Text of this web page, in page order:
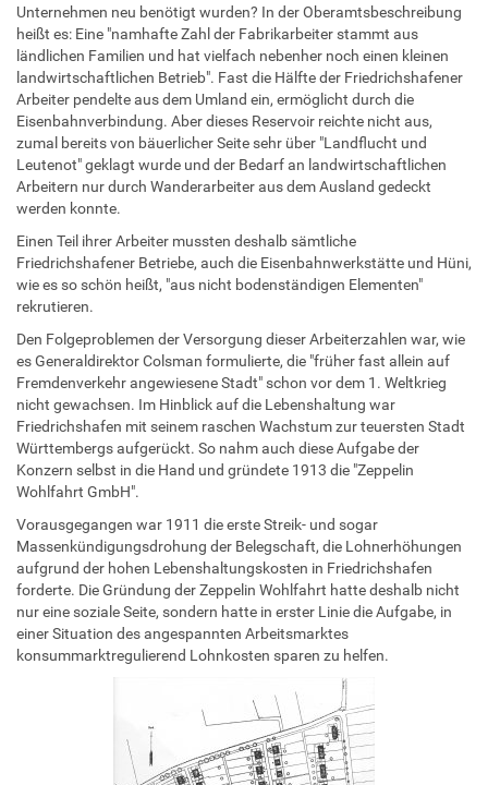
Unternehmen neu benötigt wurden? In der Oberamtsbeschreibung
heißt es: Eine "namhafte Zahl der Fabrikarbeiter stammt aus
ländlichen Familien und hat vielfach nebenher noch einen kleinen
landwirtschaftlichen Betrieb". Fast die Hälfte der Friedrichshafener
Arbeiter pendelte aus dem Umland ein, ermöglicht durch die
Eisenbahnverbindung. Aber dieses Reservoir reichte nicht aus,
zumal bereits von bäuerlicher Seite sehr über "Landflucht und
Leutenot" geklagt wurde und der Bedarf an landwirtschaftlichen
Arbeitern nur durch Wanderarbeiter aus dem Ausland gedeckt
werden konnte.
Einen Teil ihrer Arbeiter mussten deshalb sämtliche
Friedrichshafener Betriebe, auch die Eisenbahnwerkstätte und Hüni,
wie es so schön heißt, "aus nicht bodenständigen Elementen"
rekrutieren.
Den Folgeproblemen der Versorgung dieser Arbeiterzahlen war, wie
es Generaldirektor Colsman formulierte, die "früher fast allein auf
Fremdenverkehr angewiesene Stadt" schon vor dem 1. Weltkrieg
nicht gewachsen. Im Hinblick auf die Lebenshaltung war
Friedrichshafen mit seinem raschen Wachstum zur teuersten Stadt
Württembergs aufgerückt. So nahm auch diese Aufgabe der
Konzern selbst in die Hand und gründete 1913 die "Zeppelin
Wohlfahrt GmbH".
Vorausgegangen war 1911 die erste Streik- und sogar
Massenkündigungsdrohung der Belegschaft, die Lohnerhöhungen
aufgrund der hohen Lebenshaltungskosten in Friedrichshafen
forderte. Die Gründung der Zeppelin Wohlfahrt hatte deshalb nicht
nur eine soziale Seite, sondern hatte in erster Linie die Aufgabe, in
einer Situation des angespannten Arbeitsmarktes
konsummarktregulierend Lohnkosten sparen zu helfen.